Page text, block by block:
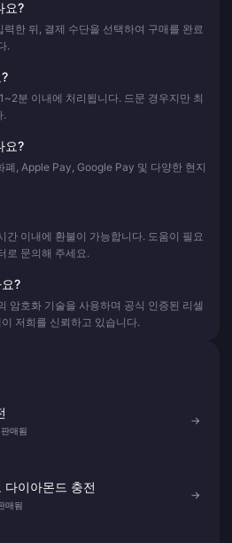
요?
한 뒤, 결제 수단을 선택하여 구매를 완료
.
분 이내에 처리됩니다. 드문 경우지만 최
.
요?
, Apple Pay, Google Pay 및 다양한 현지
간 이내에 환불이 가능합니다. 도움이 필요
로 문의해 주세요.
?
암호화 기술을 사용하며 공식 인증된 리셀
저희를 신뢰하고 있습니다.
매됨
→
이아몬드 충전
매됨
→